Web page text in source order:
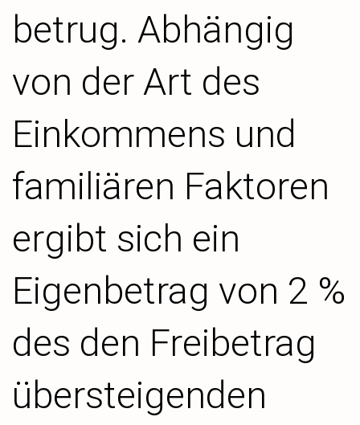
betrug. Abhängig
von der Art des
Einkommens und
familiären Faktoren
ergibt sich ein
Eigenbetrag von 2 %
des den Freibetrag
übersteigenden